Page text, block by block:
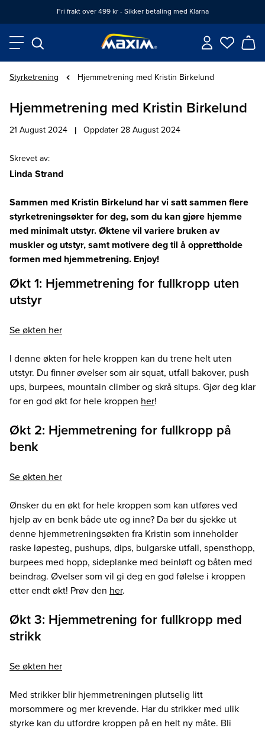
Fri frakt over 499 kr - Sikker betaling med Klarna
Styrketrening Hjemmetrening med Kristin Birkelund
Hjemmetrening med Kristin Birkelund
21 August 2024 | Oppdater 28 August 2024
Skrevet av:
Linda Strand
Sammen med Kristin Birkelund har vi satt sammen flere
styrketreningsøkter for deg, som du kan gjøre hjemme
med minimalt utstyr. Øktene vil variere bruken av
muskler og utstyr, samt motivere deg til å opprettholde
formen med hjemmetrening. Enjoy!
Økt 1: Hjemmetrening for fullkropp uten
utstyr
Se økten her
I denne økten for hele kroppen kan du trene helt uten
utstyr. Du finner øvelser som air squat, utfall bakover, push
ups, burpees, mountain climber og skrå situps. Gjør deg klar
for en god økt for hele kroppen her!
Økt 2: Hjemmetrening for fullkropp på
benk
Se økten her
Ønsker du en økt for hele kroppen som kan utføres ved
hjelp av en benk både ute og inne? Da bør du sjekke ut
denne hjemmetreningsøkten fra Kristin som inneholder
raske løpesteg, pushups, dips, bulgarske utfall, spensthopp,
burpees med hopp, sideplanke med beinløft og båten med
beindrag. Øvelser som vil gi deg en god følelse i kroppen
etter endt økt! Prøv den her.
Økt 3: Hjemmetrening for fullkropp med
strikk
Se økten her
Med strikker blir hjemmetreningen plutselig litt
morsommere og mer krevende. Har du strikker med ulik
styrke kan du utfordre kroppen på en helt ny måte. Bli